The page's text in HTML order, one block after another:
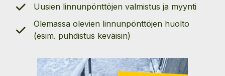
Uusien linnunpönttöjen valmistus ja myynti
Olemassa olevien linnunpönttöjen huolto
(esim. puhdistus keväisin)